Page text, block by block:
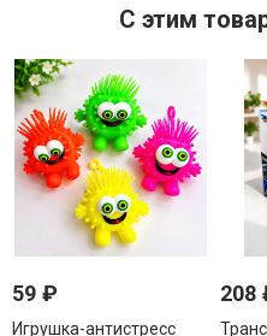
C этим
59 ₽
Игрушка-антистресс
208